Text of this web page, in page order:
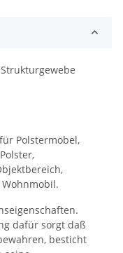
Polstermöbel,
Wohnmobil.
dafür sorgt daß
besticht